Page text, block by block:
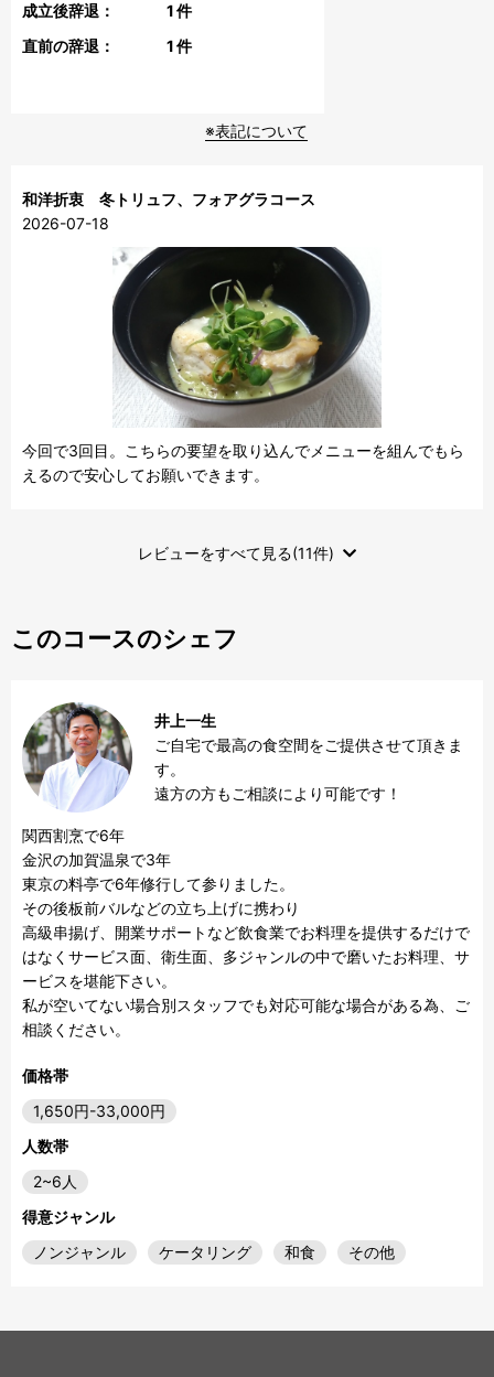
成立後辞退：
1件
直前の辞退：
1件
※表記について
和洋折衷 冬トリュフ、フォアグラコース
2026-07-18
今回で3回目。こちらの要望を取り込んでメニューを組んでもら
えるので安心してお願いできます。
レビューをすべて見る(11件)
このコースのシェフ
井上一生
ご自宅で最高の食空間をご提供させて頂きま
す。
遠方の方もご相談により可能です！
関西割烹で6年
金沢の加賀温泉で3年
東京の料亭で6年修行して参りました。
その後板前バルなどの立ち上げに携わり
高級串揚げ、開業サポートなど飲食業でお料理を提供するだけで
はなくサービス面、衛生面、多ジャンルの中で磨いたお料理、サ
ービスを堪能下さい。
私が空いてない場合別スタッフでも対応可能な場合がある為、ご
相談ください。
価格帯
1,650円-33,000円
人数帯
2~6人
得意ジャンル
ノンジャンル
ケータリング 和食 その他